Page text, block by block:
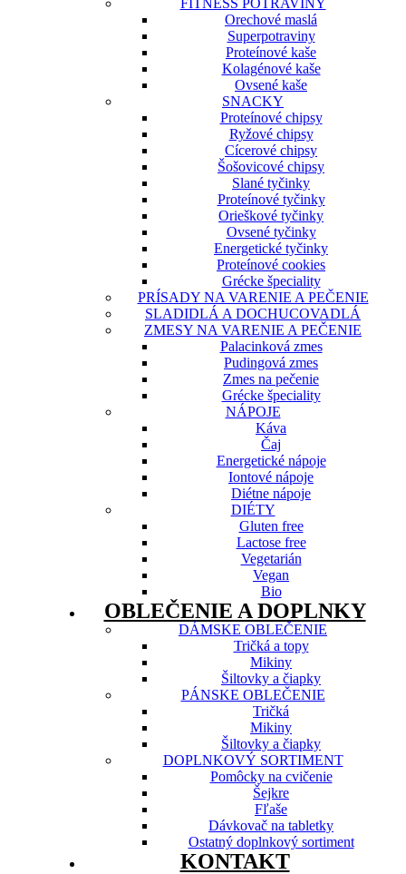
FITNESS POTRAVINY
Orechové maslá
Superpotraviny
Proteínové kaše
Kolagénové kaše
Ovsené kaše
SNACKY
Proteínové chipsy
Ryžové chipsy
Cícerové chipsy
Šošovicové chipsy
Slané tyčinky
Proteínové tyčinky
Orieškové tyčinky
Ovsené tyčinky
Energetické tyčinky
Proteínové cookies
Grécke špeciality
PRÍSADY NA VARENIE A PEČENIE
SLADIDLÁ A DOCHUCOVADLÁ
ZMESY NA VARENIE A PEČENIE
Palacinková zmes
Pudingová zmes
Zmes na pečenie
Grécke špeciality
NÁPOJE
Káva
Čaj
Energetické nápoje
Iontové nápoje
Diétne nápoje
DIÉTY
Gluten free
Lactose free
Vegetarián
Vegan
Bio
OBLEČENIE A DOPLNKY
DÁMSKE OBLEČENIE
Tričká a topy
Mikiny
Šiltovky a čiapky
PÁNSKE OBLEČENIE
Tričká
Mikiny
Šiltovky a čiapky
DOPLNKOVÝ SORTIMENT
Pomôcky na cvičenie
Šejkre
Fľaše
Dávkovač na tabletky
Ostatný doplnkový sortiment
KONTAKT